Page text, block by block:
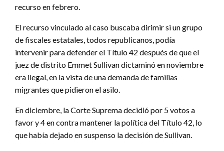
recurso en febrero.
El recurso vinculado al caso buscaba dirimir si un grupo
de fiscales estatales, todos republicanos, podía
intervenir para defender el Título 42 después de que el
juez de distrito Emmet Sullivan dictaminó en noviembre
era ilegal, en la vista de una demanda de familias
migrantes que pidieron el asilo.
En diciembre, la Corte Suprema decidió por 5 votos a
favor y 4 en contra mantener la política del Título 42, lo
que había dejado en suspenso la decisión de Sullivan.